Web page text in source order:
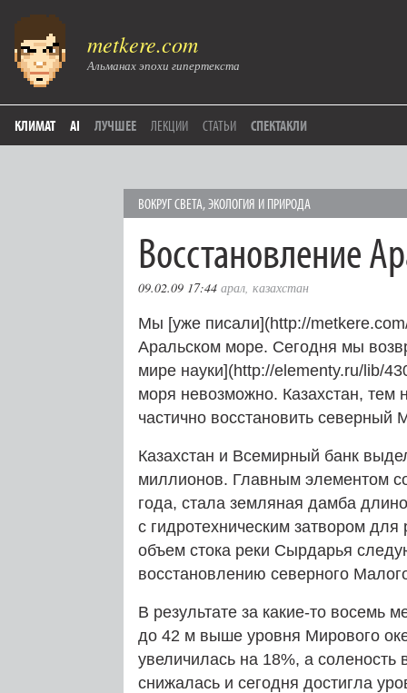
metkere.com
Альманах эпохи гипертекста
КЛИМАТ AI ЛУЧШЕЕ ЛЕКЦИИ СТАТЬИ СПЕКТАКЛИ
ВОКРУГ СВЕТА,ЭКОЛОГИЯ И ПРИРОДА
Восстановление
09.02.09 17:44 арал, казахстан
Мы [уже писали](http://
Аральском море. Сегодня мы
мире науки](http://elementy.ru/lib/
моря невозможно. Казахстан, тем
частично восстановить
Казахстан и Всемирный банк
миллионов. Главным элементом
года, стала земляная дамба
с гидротехническим затвором
объем стока реки Сырдарья
восстановлению северного
В результате за какие-то восемь
до 42 м выше уровня Мирового
увеличилась на 18%, а
снижалась и сегодня достигла